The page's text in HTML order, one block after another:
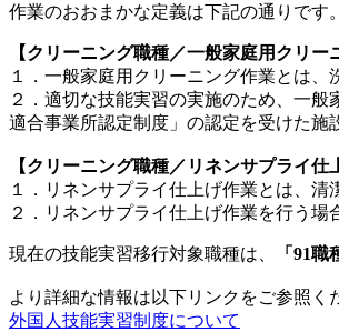
作業のおおまかな定義は下記の通りで
【クリーニング職種／一般家庭用クリー
１．一般家庭用クリーニング作業とは
２．適切な技能実習の実施のため、一
適合事業所認定制度」の認定を受けた施
【クリーニング職種／リネンサプライ仕
１．リネンサプライ仕上げ作業とは、
２．リネンサプライ仕上げ作業を行う
現在の技能実習移行対象職種は、 「91職
より詳細な情報は以下リンクをご参照く
外国人技能実習制度について